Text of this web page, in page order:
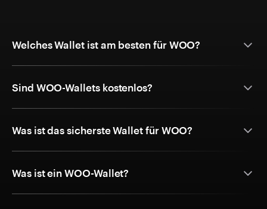
Welches Wallet ist am besten für WOO?
Sind WOO-Wallets kostenlos?
Was ist das sicherste Wallet für WOO?
Was ist ein WOO-Wallet?